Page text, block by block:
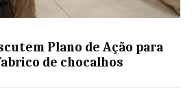
Plano de Ação para
de chocalhos